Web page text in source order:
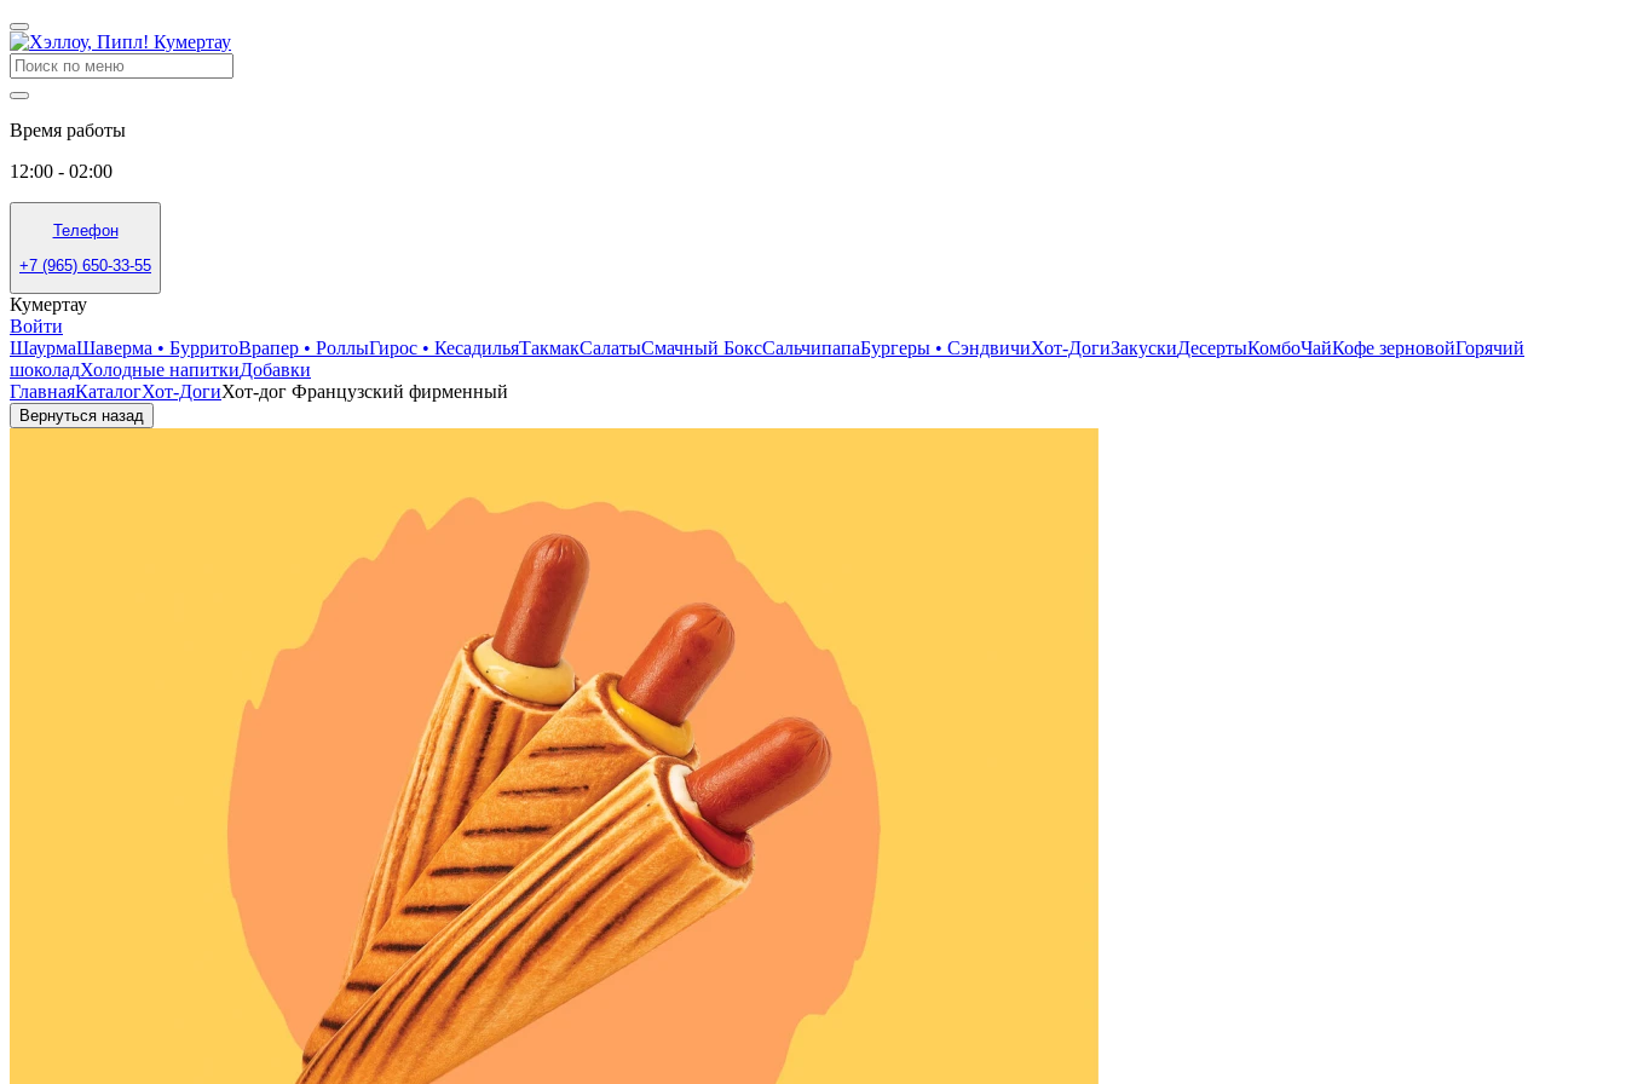
Время работы
12:00 - 02:00
Телефон
+7 (965) 650-33-55
Кумертау
Войти
ШаурмаШаверма • БурритоВрапер • РоллыГирос • КесадильяТакмакСалатыСмачный БоксСальчипапаБургеры • СэндвичиХот-ДогиЗакускиДесертыКомбоЧайКофе зерновойГорячий
шоколадХолодные напиткиДобавки
ГлавнаяКаталогХот-ДогиХот-дог Французский фирменный
Вернуться назад